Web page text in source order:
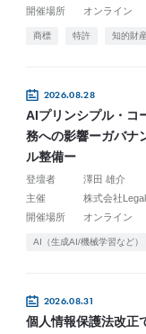
開催場所 オンライン
商標 特許 知的財
2026.08.28
AIプリンシプル・コ
務への影響ーガバナ
ル整備ー
登壇者
澤田 雄介
主催
株式会社
開催場所
オンライン
AI（生成AI/機械学習など）
2026.08.31
個人情報保護法改正